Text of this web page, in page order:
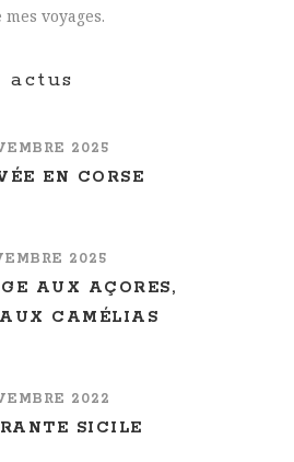
voyages.
actus
2025
EN CORSE
2025
AUX AÇORES,
AUX CAMÉLIAS
2022
SICILE